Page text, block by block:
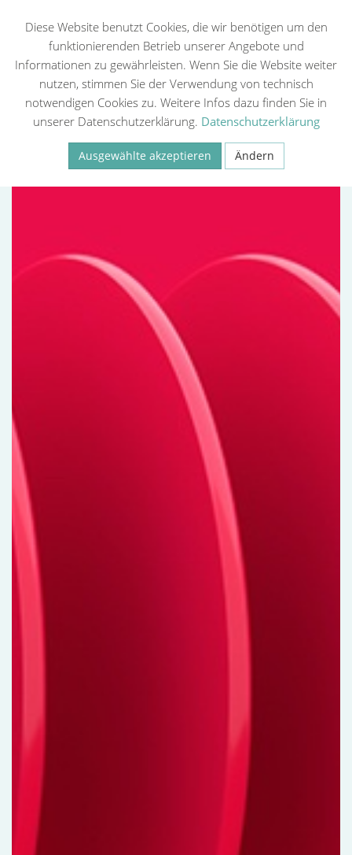
Zurück
Diese Website benutzt Cookies, die wir benötigen um den
funktionierenden Betrieb unserer Angebote und
Informationen zu gewährleisten. Wenn Sie die Website weiter
nutzen, stimmen Sie der Verwendung von technisch
notwendigen Cookies zu. Weitere Infos dazu finden Sie in
unserer Datenschutzerklärung. Datenschutzerklärung
Ausgewählte akzeptieren Ändern